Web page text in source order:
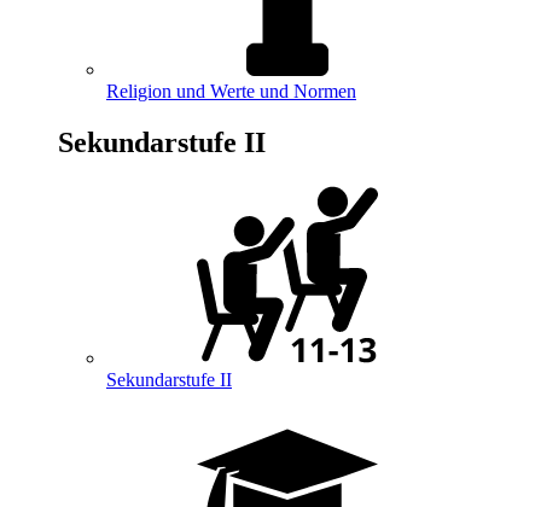
Religion und Werte und Normen
Sekundarstufe II
Sekundarstufe II